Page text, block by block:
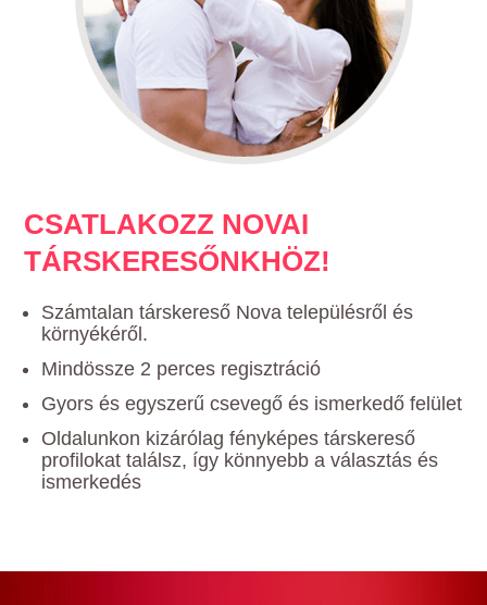
CSATLAKOZZ NOVAI
TÁRSKERESŐNKHÖZ!
Számtalan társkereső Nova településről és
környékéről.
Mindössze 2 perces regisztráció
Gyors és egyszerű csevegő és ismerkedő felület
Oldalunkon kizárólag fényképes társkereső
profilokat találsz, így könnyebb a választás és
ismerkedés